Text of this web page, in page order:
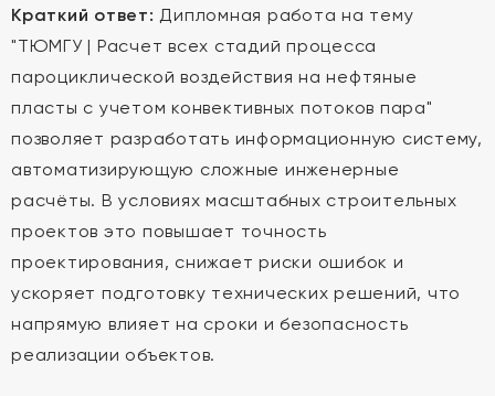
Краткий ответ: Дипломная работа на тему
"ТЮМГУ | Расчет всех стадий процесса
пароциклической воздействия на нефтяные
пласты с учетом конвективных потоков пара"
позволяет разработать информационную систему,
автоматизирующую сложные инженерные
расчёты. В условиях масштабных строительных
проектов это повышает точность
проектирования, снижает риски ошибок и
ускоряет подготовку технических решений, что
напрямую влияет на сроки и безопасность
реализации объектов.